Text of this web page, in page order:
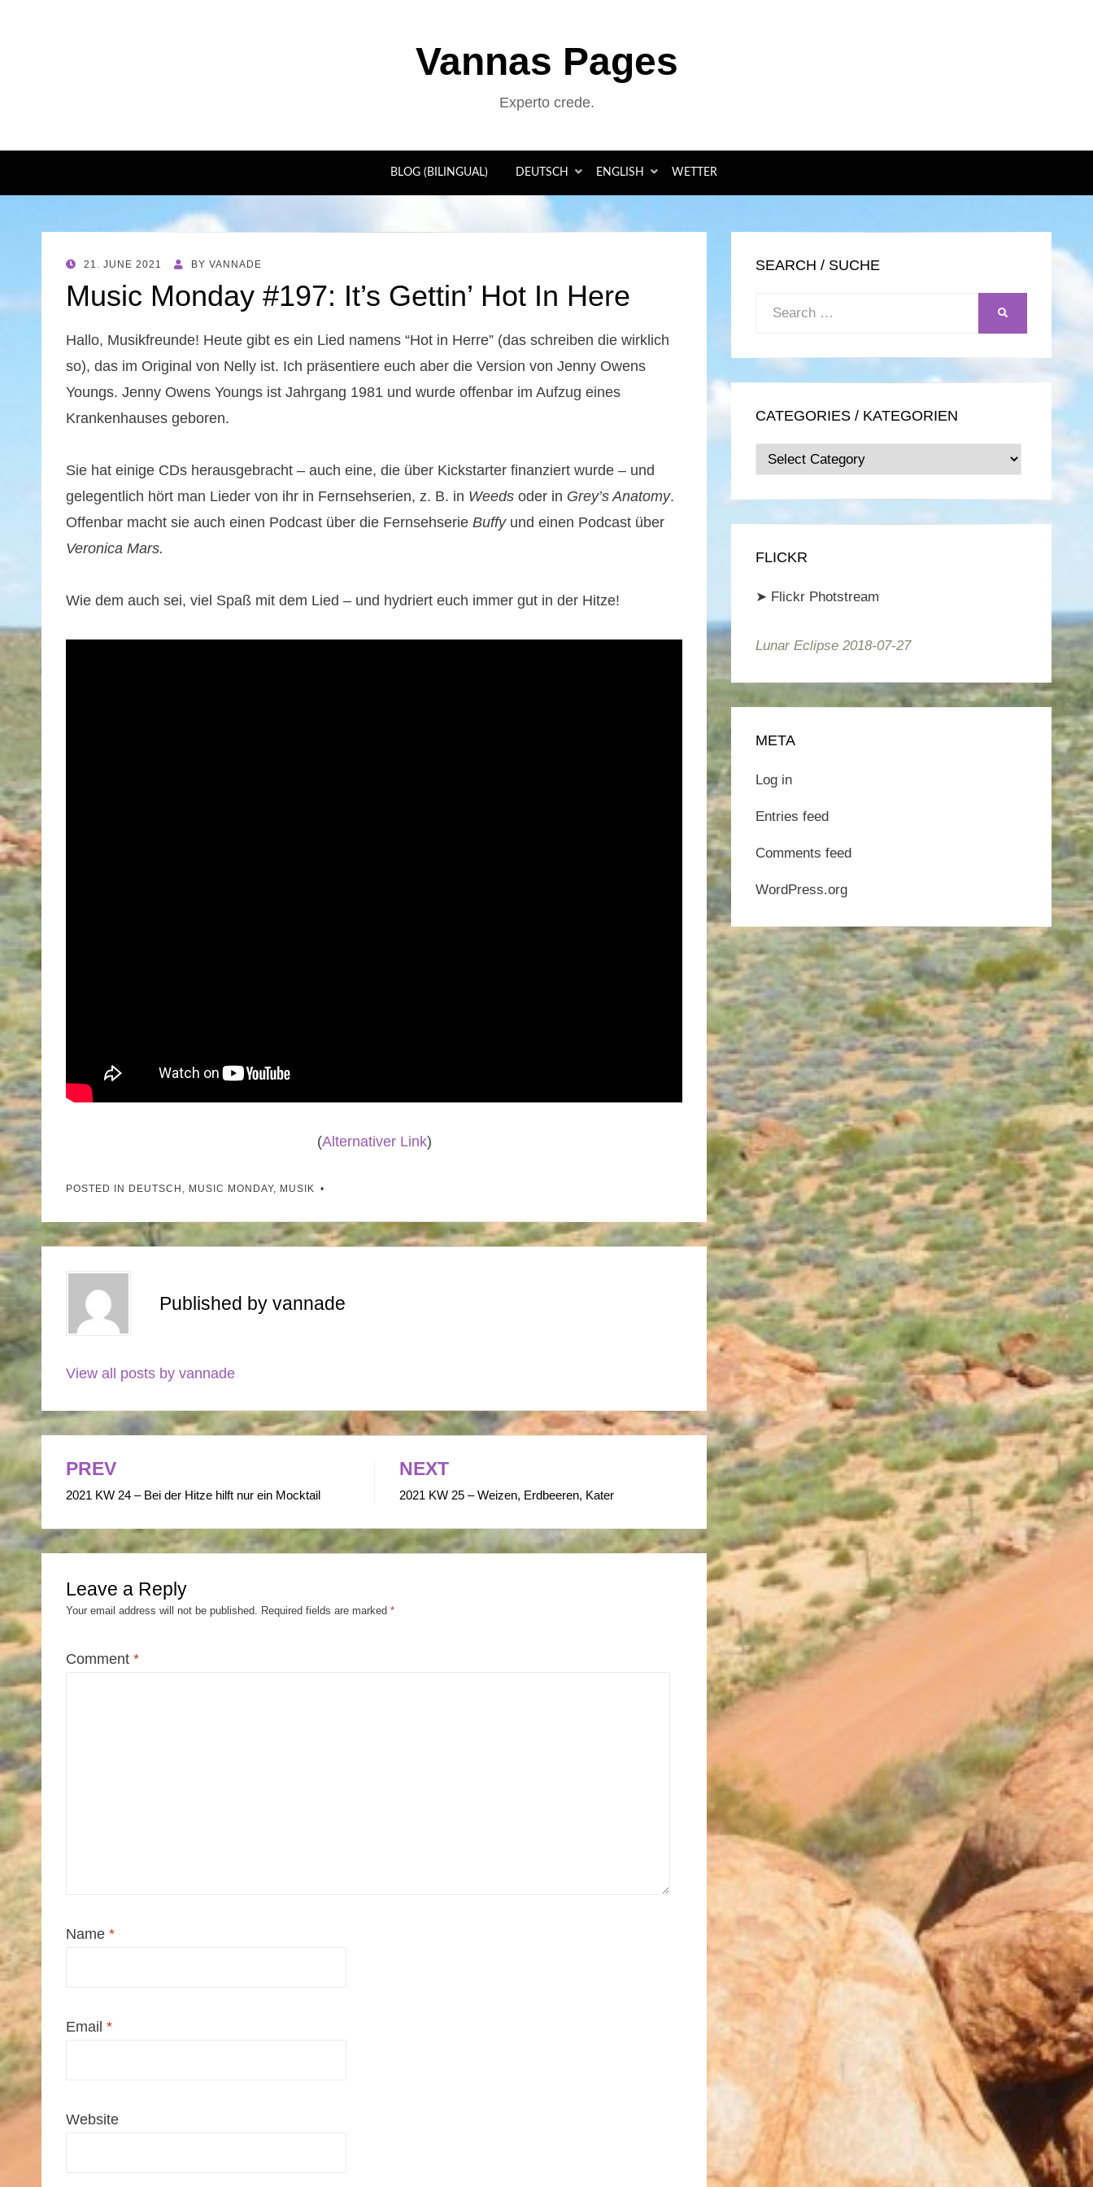
Vannas Pages
Experto crede.
BLOG (BILINGUAL) DEUTSCH ENGLISH WETTER
POSTED
21. JUNE 2021 BY VANNADE
Music Monday #197: It’s Gettin’ Hot In Here
Hallo, Musikfreunde! Heute gibt es ein Lied namens “Hot in Herre” (das schreiben die wirklich
so), das im Original von Nelly ist. Ich präsentiere euch aber die Version von Jenny Owens
Youngs. Jenny Owens Youngs ist Jahrgang 1981 und wurde offenbar im Aufzug eines
Krankenhauses geboren.
Sie hat einige CDs herausgebracht – auch eine, die über Kickstarter finanziert wurde – und
gelegentlich hört man Lieder von ihr in Fernsehserien, z. B. in Weeds oder in Grey’s Anatomy.
Offenbar macht sie auch einen Podcast über die Fernsehserie Buffyund einen Podcast über
Veronica Mars.
Wie dem auch sei, viel Spaß mit dem Lied – und hydriert euch immer gut in der Hitze!
(Alternativer Link)
POSTED IN DEUTSCH , MUSIC MONDAY, MUSIK
Published by vannade
View all posts by vannade
Post
navigation
PREV
2021 KW 24 – Bei der Hitze hilft nur ein Mocktail
NEXT
2021 KW 25 – Weizen, Erdbeeren, Kater
Leave a Reply
Your email address will not be published. Required fields are marked *
Comment *
Name *
Email *
Website
SEARCH / SUCHE
Search
CATEGORIES / KATEGORIEN
Categories
/
Kategorien
FLICKR
➤ Flickr Photstream
Lunar Eclipse 2018-07-27
META
Log in
Entries feed
Comments feed
WordPress.org